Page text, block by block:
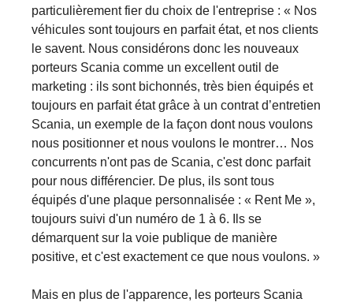
particulièrement fier du choix de l'entreprise : « Nos
véhicules sont toujours en parfait état, et nos clients
le savent. Nous considérons donc les nouveaux
porteurs Scania comme un excellent outil de
marketing : ils sont bichonnés, très bien équipés et
toujours en parfait état grâce à un contrat d’entretien
Scania, un exemple de la façon dont nous voulons
nous positionner et nous voulons le montrer… Nos
concurrents n'ont pas de Scania, c'est donc parfait
pour nous différencier. De plus, ils sont tous
équipés d'une plaque personnalisée : « Rent Me »,
toujours suivi d'un numéro de 1 à 6. Ils se
démarquent sur la voie publique de manière
positive, et c'est exactement ce que nous voulons. »
Mais en plus de l'apparence, les porteurs Scania